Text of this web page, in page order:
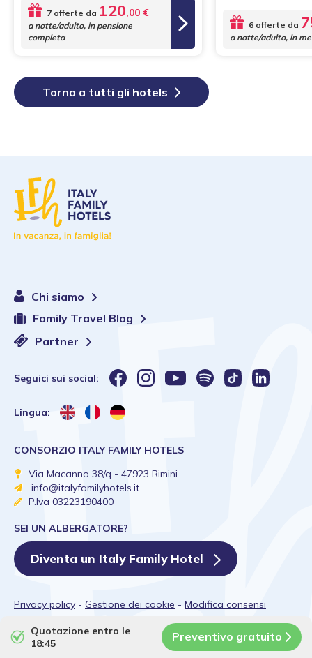
7 offerte da 120,00 €
a notte/adulto, in pensione
completa
6 offerte da
a notte/adulto, in
Torna a tutti gli hotels
Quotazione entro le
18:45
Preventivo gratuito
Chi siamo
Family Travel Blog
Partner
Seguici sui social:
Lingua:
CONSORZIO ITALY FAMILY HOTELS
Via Macanno 38/q - 47923 Rimini
info@italyfamilyhotels.it
P.Iva 03223190400
SEI UN ALBERGATORE?
Diventa un Italy Family Hotel
Privacy policy - Gestione dei cookie - Modifica consensi